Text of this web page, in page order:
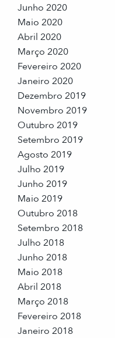
Junho 2020
Maio 2020
Abril 2020
Março 2020
Fevereiro 2020
Janeiro 2020
Dezembro 2019
Novembro 2019
Outubro 2019
Setembro 2019
Agosto 2019
Julho 2019
Junho 2019
Maio 2019
Outubro 2018
Setembro 2018
Julho 2018
Junho 2018
Maio 2018
Abril 2018
Março 2018
Fevereiro 2018
Janeiro 2018